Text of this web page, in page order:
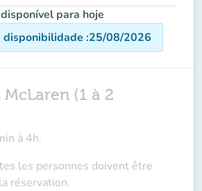
para hoje
disponibilidade :25/08/2026
McLaren (1 à 2
à 4h.
les personnes doivent être
réservation.